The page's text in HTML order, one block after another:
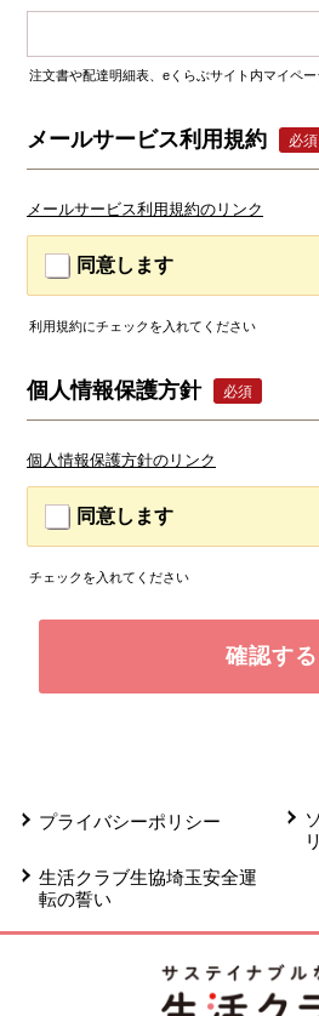
注文書や配達明細表、eくらぶサイト内マイペー
メールサービス利用規約 必須
メールサービス利用規約のリンク
同意します
利用規約にチェックを入れてください
個人情報保護方針 必須
個人情報保護方針のリンク
同意します
チェックを入れてください
プライバシーポリシー
生活クラブ生協埼玉安全運
転の誓い